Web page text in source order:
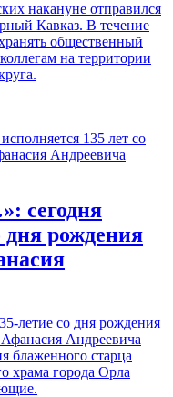
накануне отправился
Кавказ. В течение
общественный
на территории
сегодня
дня рождения
летие со дня рождения
Андреевича
блаженного старца
храма города Орла